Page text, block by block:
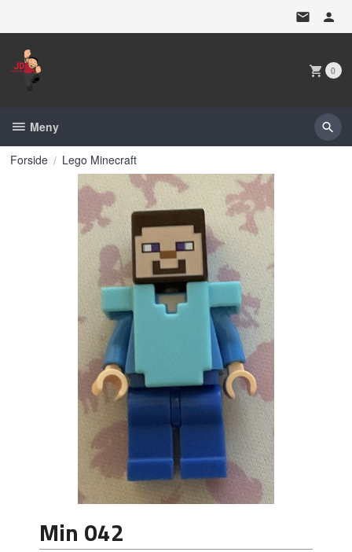
0
Meny
Forside Lego Minecraft
Min 042